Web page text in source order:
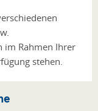
im Rahmen Ihrer
stehen.